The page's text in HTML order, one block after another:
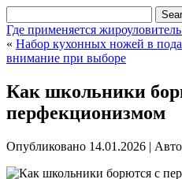
Где применяется
« Набор кухонных ножей в
внимание при выборе
Как школьники
перфекционизмом
Опубликовано 14.01.2026 |